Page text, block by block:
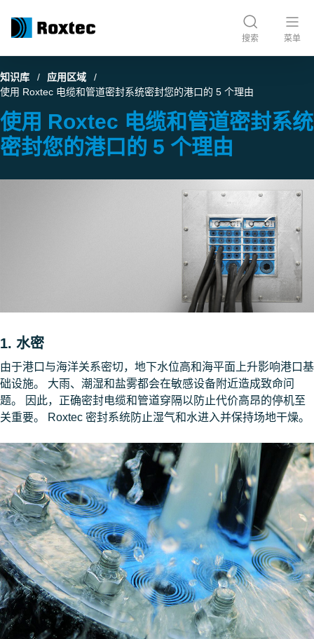
搜索 菜单
知识库
应用区域
使用 Roxtec 电缆和管道密封系统密封您的港口的 5 个理由
使用 Roxtec 电缆和管道密封系统
密封您的港口的 5 个理由
1. 水密
由于港口与海洋关系密切，地下水位高和海平面上升影响港口基
础设施。 大雨、潮湿和盐雾都会在敏感设备附近造成致命问
题。 因此，正确密封电缆和管道穿隔以防止代价高昂的停机至
关重要。 Roxtec 密封系统防止湿气和水进入并保持场地干燥。